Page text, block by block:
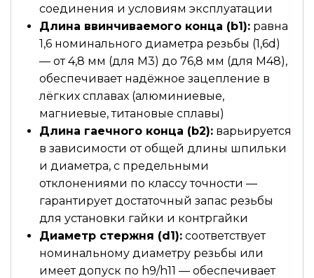
соединения и условиям эксплуатации
Длина ввинчиваемого конца (b1): равна
1,6 номинального диаметра резьбы (1,6d)
— от 4,8 мм (для М3) до 76,8 мм (для М48),
обеспечивает надёжное зацепление в
лёгких сплавах (алюминиевые,
магниевые, титановые сплавы)
Длина гаечного конца (b2): варьируется
в зависимости от общей длины шпильки
и диаметра, с предельными
отклонениями по классу точности —
гарантирует достаточный запас резьбы
для установки гайки и контргайки
Диаметр стержня (d1): соответствует
номинальному диаметру резьбы или
имеет допуск по h9/h11 — обеспечивает